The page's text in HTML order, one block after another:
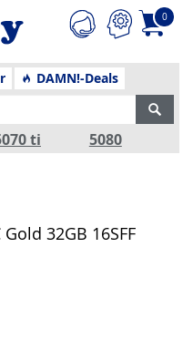
0
DAMN!-Deals
ti 5080
32GB 16SFF